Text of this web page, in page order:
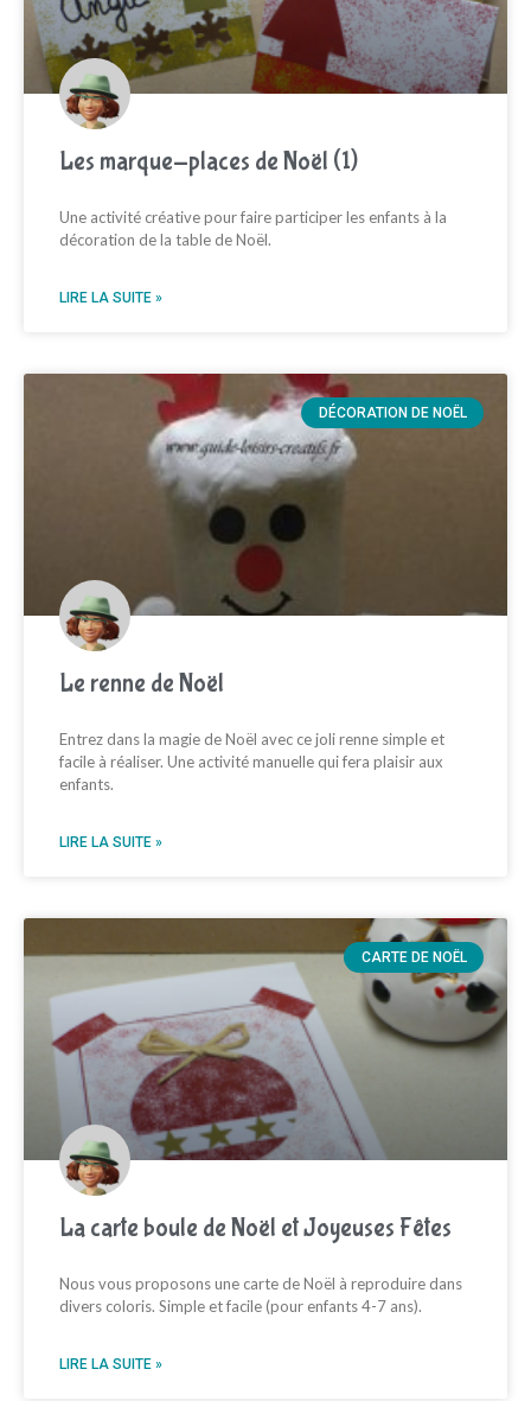
Les marque-places de Noël (1)
Une activité créative pour faire participer les enfants à la
décoration de la table de Noël.
LIRE LA SUITE »
DÉCORATION DE NOËL
Le renne de Noël
Entrez dans la magie de Noël avec ce joli renne simple et
facile à réaliser. Une activité manuelle qui fera plaisir aux
enfants.
LIRE LA SUITE »
CARTE DE NOËL
La carte boule de Noël et Joyeuses Fêtes
Nous vous proposons une carte de Noël à reproduire dans
divers coloris. Simple et facile (pour enfants 4-7 ans).
LIRE LA SUITE »